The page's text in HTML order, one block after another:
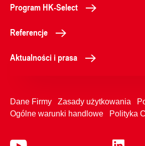
Program HK-Select
Referencje
Aktualności i prasa
Dane Firmy Zasady użytkowania
Ogólne warunki handlowe
Polityka